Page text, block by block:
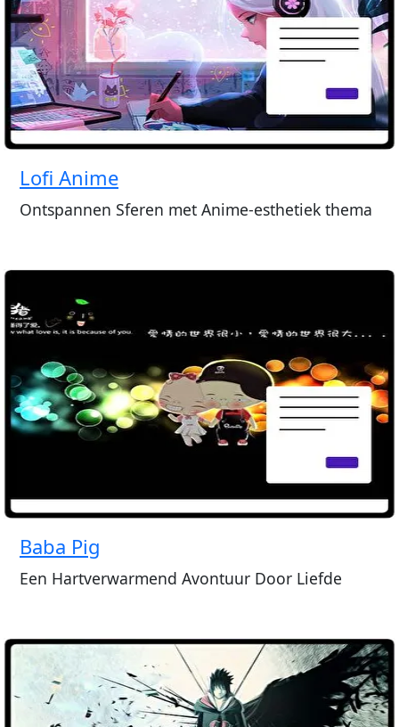
Lofi Anime
Ontspannen Sferen met Anime-esthetiek thema
Baba Pig
Een Hartverwarmend Avontuur Door Liefde